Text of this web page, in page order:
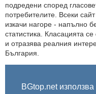
BGtop.net
подредени според
потребителите. Всеки
изкачи нагоре - напълно
статистика. Класацията
и отразява реалния
България.